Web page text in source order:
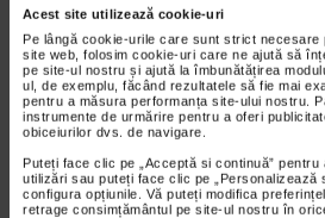
Acest site utilizează cookie-uri
Pe lângă cookie-urile care sunt strict necesare
site web, folosim cookie-uri care ne ajută să
pe site-ul nostru și ajută la îmbunătățirea
ul, de exemplu, făcând rezultatele să fie mai
pentru a măsura performanța site-ului nostru.
instrumente de urmărire pentru a oferi
obiceiurilor dvs. de navigare.
Puteți face clic pe „Acceptă si continuă”
utilizări sau puteți face clic pe „Personalizează
configura opțiunile. Vă puteți modifica
retrage consimțământul pe site-ul nostru în
CLIPA DE ARTA
ARTS and ARTISTS.
„Invisible Garden #2”
123 vizualizari
VIDEO